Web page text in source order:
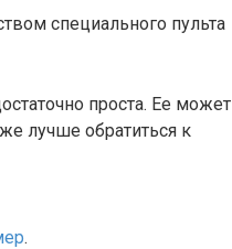
специального пульта
проста. Ее может
лучше обратиться к
.